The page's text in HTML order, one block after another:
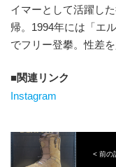
イマーとして活躍し
帰。1994年には「エ
でフリー登攀。性差
関連リンク
Instagram
< 前の